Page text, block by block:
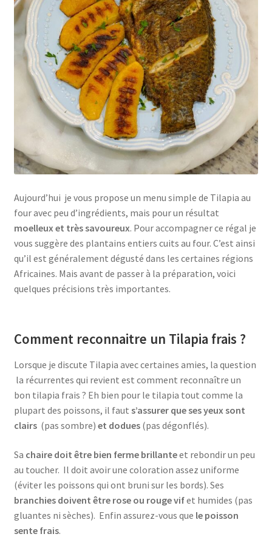
Aujourd’hui je vous propose un menu simple de Tilapia au
four avec peu d’ingrédients, mais pour un résultat
moelleux et très savoureux. Pour accompagner ce régal je
vous suggère des plantains entiers cuits au four. C’est ainsi
qu’il est généralement dégusté dans les certaines régions
Africaines. Mais avant de passer à la préparation, voici
quelques précisions très importantes.
Comment reconnaitre un Tilapia frais ?
Lorsque je discute Tilapia avec certaines amies, la question
la récurrentes qui revient est comment reconnaître un
bon tilapia frais ? Eh bien pour le tilapia tout comme la
plupart des poissons, il faut s’assurer que ses yeux sont
clairs (pas sombre) et dodues(pas dégonflés).
Sa chaire doit être bien ferme brillanteet rebondir un peu
au toucher. Il doit avoir une coloration assez uniforme
(éviter les poissons qui ont bruni sur les bords). Ses
branchies doivent être rose ou rouge vifet humides (pas
gluantes ni sèches). Enfin assurez-vous que le poisson
sente frais.